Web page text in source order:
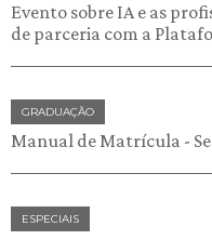
Evento sobre IA e as
de parceria com a
GRADUAÇÃO
Manual de Matrícula -
ESPECIAIS